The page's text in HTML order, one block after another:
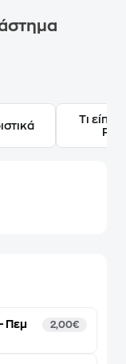
Τι
Πεμ
2,00€